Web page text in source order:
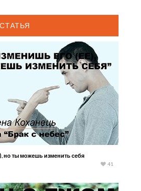
но ты можешь изменить себя
41